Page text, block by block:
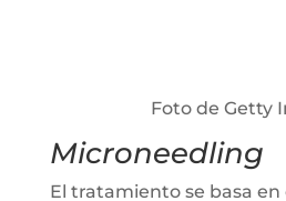
Foto de Getty
Microneedling
El tratamiento se basa en